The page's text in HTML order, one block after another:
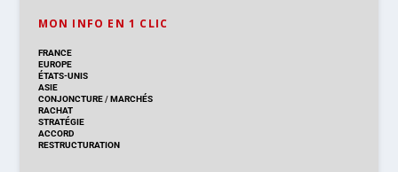
MON INFO EN 1 CLIC
FRANCE
EUROPE
ÉTATS-UNIS
ASIE
CONJONCTURE/MARCHÉS
RACHAT
STRATÉGIE
ACCORD
RESTRUCTURATION